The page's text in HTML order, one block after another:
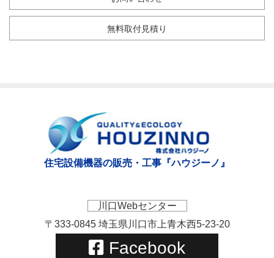
無料取付見積り
住宅設備機器の販売・工事『ハウジーノ』
川口Webセンター
〒333-0845 埼玉県川口市上青木西5-23-20
Facebook